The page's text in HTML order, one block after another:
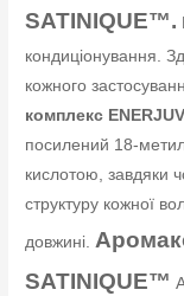
SATINIQUE™.
кондиціонування.
кожного
комплекс
посилений 18-
кислотою, завдяки
структуру кожної
довжині.
SATINIQUE™